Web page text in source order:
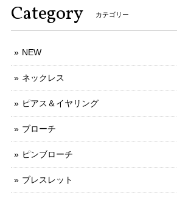
Category カテゴリー
NEW
ネックレス
ピアス＆イヤリング
ブローチ
ピンブローチ
ブレスレット